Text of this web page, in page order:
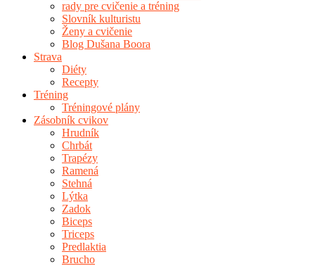
rady pre cvičenie a tréning
Slovník kulturistu
Ženy a cvičenie
Blog Dušana Boora
Strava
Diéty
Recepty
Tréning
Tréningové plány
Zásobník cvikov
Hrudník
Chrbát
Trapézy
Ramená
Stehná
Lýtka
Zadok
Biceps
Triceps
Predlaktia
Brucho